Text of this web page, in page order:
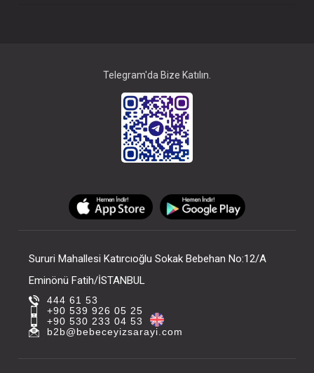
Telegram'da Bize Katılın.
Sururi Mahallesi Katırcıoğlu Sokak Bebehan No:12/A
Eminönü Fatih/İSTANBUL
444 61 53
+90 539 926 05 25
+90 530 233 04 53
b2b@bebeceyizsarayi.com